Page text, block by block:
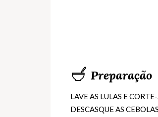
Preparação
LAVE AS LULAS E
DESCASQUE AS